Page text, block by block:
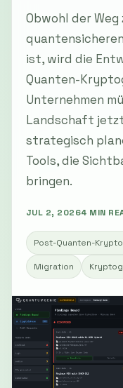
Obwohl der
ist, wird die
Quanten-
Unternehmen
Landschaft
strategisch
Tools, die
bringen.
JUL 2, 20264 MIN
Post-Quanten-
Migration